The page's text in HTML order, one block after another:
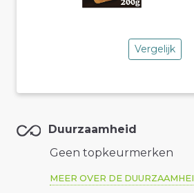
Vergelijk
Duurzaamheid
Geen topkeurmerken
MEER OVER DE